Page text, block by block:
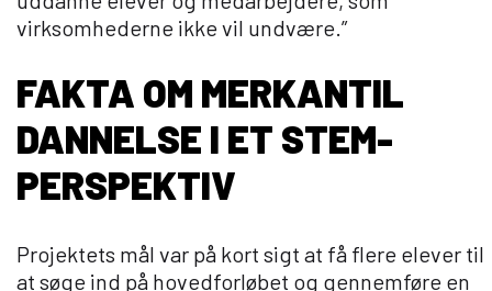
virksomhederne ikke vil undvære.”
FAKTA OM MERKANTIL
DANNELSE I ET STEM-
PERSPEKTIV
Projektets mål var på kort sigt at få flere elever til
at søge ind på hovedforløbet og gennemføre en